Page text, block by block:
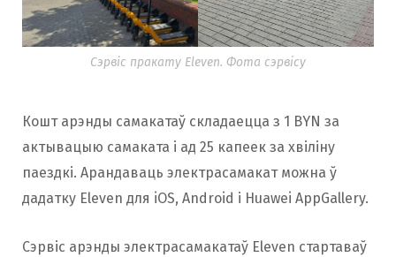
Сэрвіс пракату Eleven. Фота сэрвісу
Кошт арэнды самакатаў складаецца з 1 BYN за
актывацыю самаката і ад 25 капеек за хвіліну
паездкі. Арандаваць электрасамакат можна ў
дадатку Eleven для iOS, Android і Huawei AppGallery.
Сэрвіс арэнды электрасамакатаў Eleven стартаваў